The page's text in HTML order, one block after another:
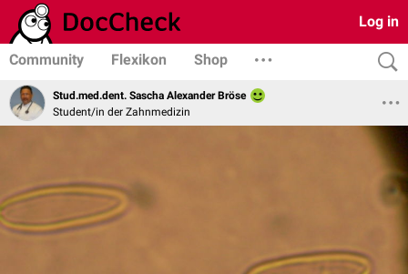
Log in
Community Flexikon Shop
Stud.med.dent. Sascha Alexander Bröse
Student/in der Zahnmedizin